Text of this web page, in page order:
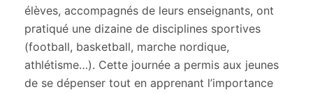
élèves, accompagnés de leurs enseignants, ont
pratiqué une dizaine de disciplines sportives
(football, basketball, marche nordique,
athlétisme…). Cette journée a permis aux jeunes
de se dépenser tout en apprenant l’importance